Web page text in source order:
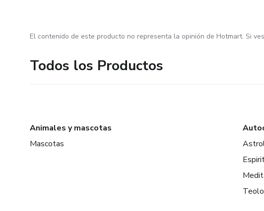
El contenido de este producto no representa la opinión de Hotmart. Si
Todos los Productos
Animales y mascotas
Mascotas